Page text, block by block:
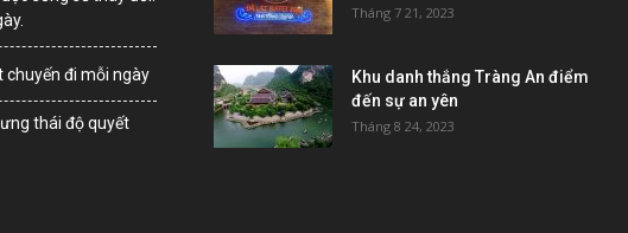
chuyến đi mỗi ngày
thái độ quyết
Tháng 7 21, 2023
Khu danh thắng Tràng An điểm
đến sự an yên
Tháng 8 24, 2023